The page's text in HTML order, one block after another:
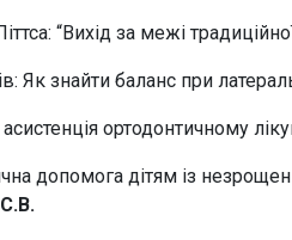
“Вихід за межі
Як знайти баланс при
асистенція ортодонтичному
допомога дітям із